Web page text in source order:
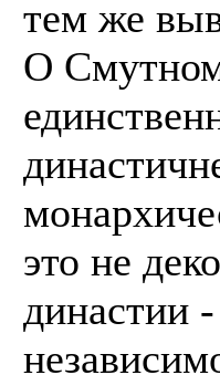
тем же
О
это не
династии